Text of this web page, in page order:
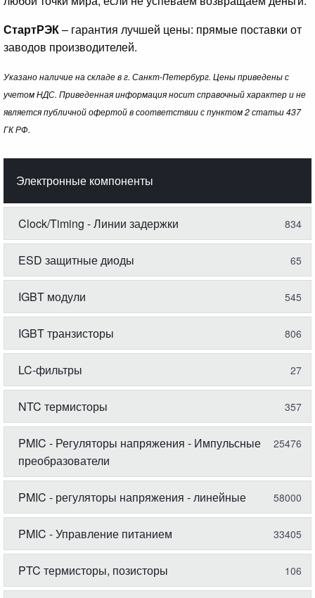
СтартРЭК– гарантия лучшей цены: прямые поставки от
заводов производителей.
Указано наличие на складе в г. Санкт-Петербург. Цены приведены с
учетом НДС. Приведенная информация носит справочный характер и не
является публичной офертой в соответствии с пунктом 2 статьи 437
ГК РФ.
Электронные компоненты
Clock/Timing - Линии задержки 834
ESD защитные диоды 65
IGBT модули 545
IGBT транзисторы 806
LC-фильтры 27
NTC термисторы 357
PMIC - Регуляторы напряжения - Импульсные
преобразователи
25476
PMIC - регуляторы напряжения - линейные 58000
PMIC - Управление питанием 33405
PTC термисторы, позисторы 106